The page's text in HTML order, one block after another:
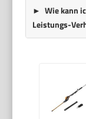
Wie kann
Leistungs-